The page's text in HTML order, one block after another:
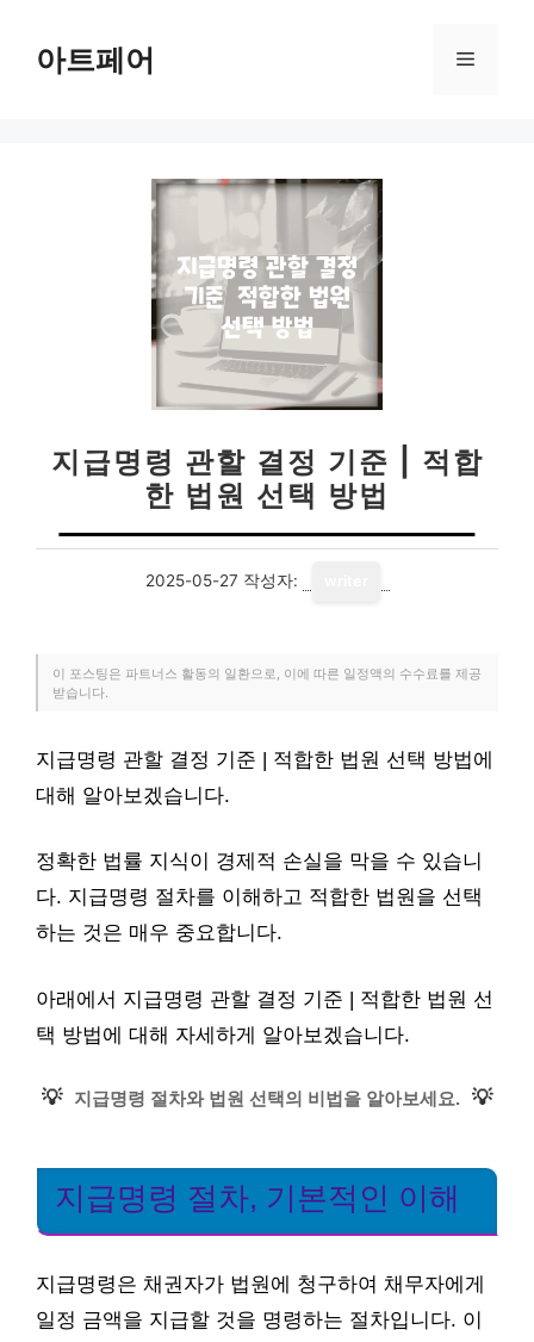
아트페어 메
지급명령 관할 결정 기준 | 적합
한 법원 선택 방법
2025-05-27 작성자:
이 포스팅은 파트너스 활동의 일환으로, 이에 따른 일정액의 수수료를 제공
받습니다.
지급명령 관할 결정 기준 | 적합한 법원 선택 방법에
대해 알아보겠습니다.
정확한 법률 지식이 경제적 손실을 막을 수 있습니
다. 지급명령 절차를 이해하고 적합한 법원을 선택
하는 것은 매우 중요합니다.
아래에서 지급명령 관할 결정 기준 | 적합한 법원 선
택 방법에 대해 자세하게 알아보겠습니다.
💡 지급명령 절차와 법원 선택의 비법을 알아보세요. 💡
지급명령 절차, 기본적인 이해
지급명령은 채권자가 법원에 청구하여 채무자에게
일정 금액을 지급할 것을 명령하는 절차입니다. 이